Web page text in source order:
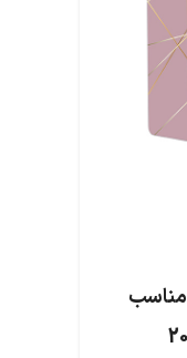
برچسب تزئینی طرحPOLYGON13 مناسب